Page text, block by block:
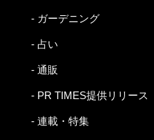
- ガーデニング
- 占い
- 通販
- PR TIMES提供リリース
- 連載・特集